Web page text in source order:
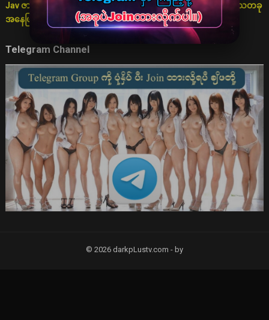
Jav ဇာတ်လမ်းများသည် စိတ်ကူးဖြင့်သာ ပုံဖော်ထားသောကြောင့် ရသတခု
အနေဖြင့်သာ ကြည့်ရှုရန် မေတ္တာရပ်ခံအပ်ပါသည်။
Telegram Channel
© 2026 darkpLustv.com - by